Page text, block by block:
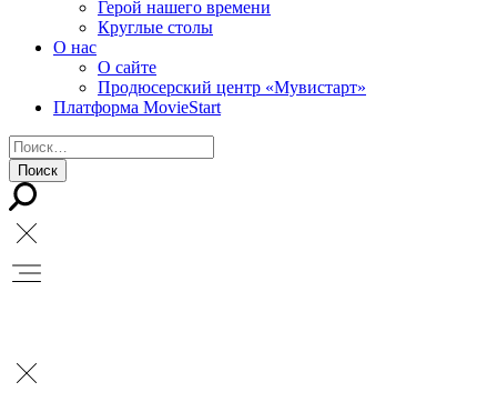
Герой нашего времени
Круглые столы
О нас
О сайте
Продюсерский центр «Мувистарт»
Платформа MovieStart